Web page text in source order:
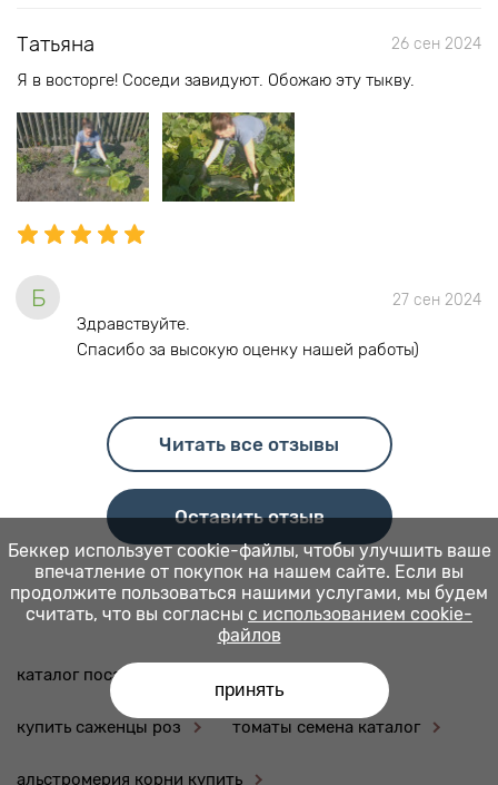
Татьяна 26 сен 2024
Я в восторге! Соседи завидуют. Обожаю эту тыкву.
Б 27 сен 2024
Здравствуйте.
Спасибо за высокую оценку нашей работы)
Читать все отзывы
Оставить отзыв
каталог посадочного материала
купить саженцы роз томаты семена каталог
альстромерия корни купить
Беккер использует cookie-файлы, чтобы улучшить ваше
впечатление от покупок на нашем сайте. Если вы
продолжите пользоваться нашими услугами, мы будем
считать, что вы согласны с использованием cookie-
файлов
принять